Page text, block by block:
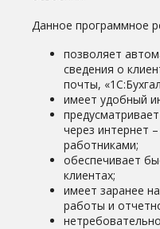
Данное программное
позволяет
сведения о
почты,
имеет удобный
через интернет
работниками;
обеспечивает
клиентах;
имеет заранее
работы и